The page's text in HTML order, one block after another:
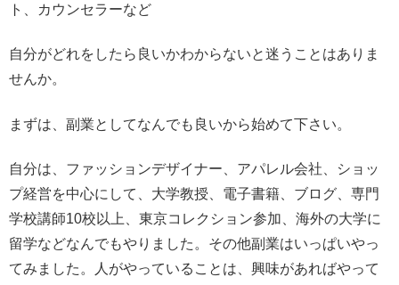
ト、カウンセラーなど
自分がどれをしたら良いかわからないと迷うことはありま
せんか。
まずは、副業としてなんでも良いから始めて下さい。
自分は、ファッションデザイナー、アパレル会社、ショッ
プ経営を中心にして、大学教授、電子書籍、ブログ、専門
学校講師10校以上、東京コレクション参加、海外の大学に
留学などなんでもやりました。その他副業はいっぱいやっ
てみました。人がやっていることは、興味があればやって